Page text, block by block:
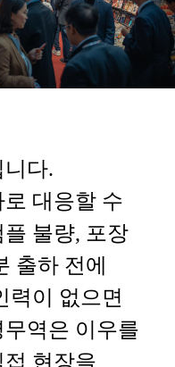
다.
대응할 수
불량, 포장
출하 전에
력이 없으면
역은 이우를
현장을